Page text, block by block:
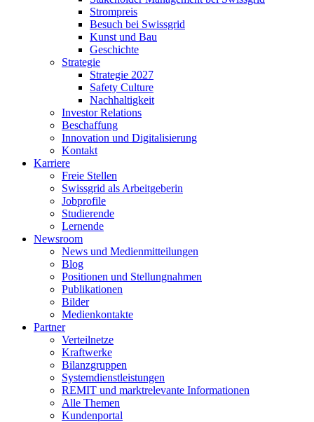
Strompreis
Besuch bei Swissgrid
Kunst und Bau
Geschichte
Strategie
Strategie 2027
Safety Culture
Nachhaltigkeit
Investor Relations
Beschaffung
Innovation und Digitalisierung
Kontakt
Karriere
Freie Stellen
Swissgrid als Arbeitgeberin
Jobprofile
Studierende
Lernende
Newsroom
News und Medienmitteilungen
Blog
Positionen und Stellungnahmen
Publikationen
Bilder
Medienkontakte
Partner
Verteilnetze
Kraftwerke
Bilanzgruppen
Systemdienstleistungen
REMIT und marktrelevante Informationen
Alle Themen
Kundenportal